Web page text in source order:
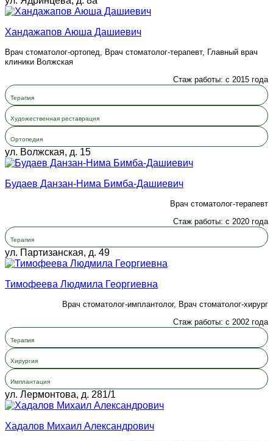
Хандажапов Аюша Дашиевич
Врач стоматолог-ортопед, Врач стоматолог-терапевт, Главный врач
клиники Волжская
Стаж работы: с 2015 года
Терапия
Художественная реставрация
Ортопедия
ул. Волжская, д. 15
Будаев Данзан-Нима Бимба-Дашиевич
Врач стоматолог-терапевт
Стаж работы: с 2020 года
Терапия
ул. Партизанская, д. 49
Тимофеева Людмила Георгиевна
Врач стоматолог-имплантолог, Врач стоматолог-хирург
Стаж работы: с 2002 года
Терапия
Хирургия
Имплантация
ул. Лермонтова, д. 281/1
Хадалов Михаил Александрович